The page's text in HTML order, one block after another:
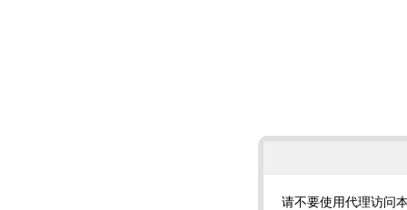
请不要使用代理访问